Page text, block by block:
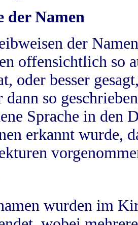
der Namen
der
offensichtlich so
oder besser
dann so
Sprache in
erkannt wurde,
wurden im